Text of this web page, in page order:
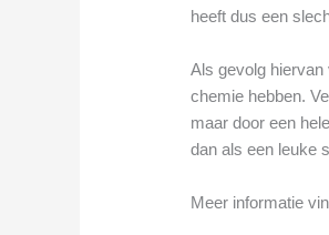
heeft dus een
Als gevolg
chemie hebben.
maar door een
dan als een leuke
Meer informatie